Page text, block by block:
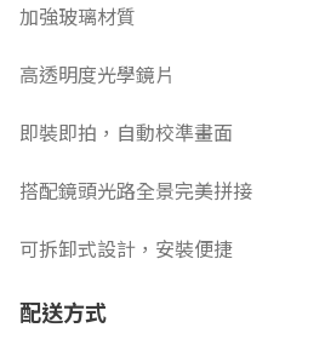
加強玻璃材質
高透明度光學鏡片
即裝即拍，自動校準畫面
搭配鏡頭光路全景完美拼接
可拆卸式設計，安裝便捷
配送方式